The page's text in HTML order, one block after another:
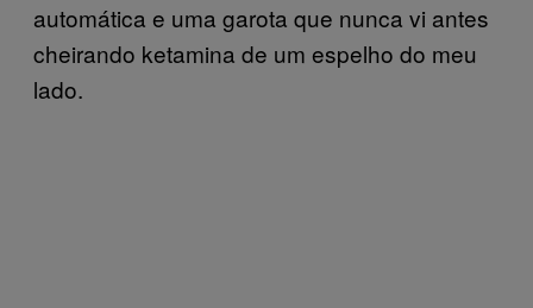
automática e uma garota que nunca vi antes
cheirando ketamina de um espelho do meu
lado.